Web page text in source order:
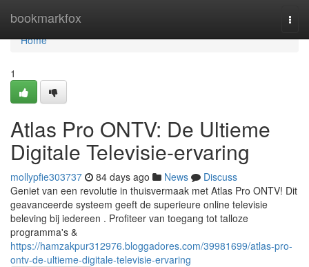
bookmarkfox
Home
Home
1
Atlas Pro ONTV: De Ultieme
Digitale Televisie-ervaring
mollypfie303737 84 days ago News
Discuss
Geniet van een revolutie in thuisvermaak met Atlas Pro ONTV! Dit
geavanceerde systeem geeft de superieure online televisie
beleving bij iedereen . Profiteer van toegang tot talloze
programma's &
https://hamzakpur312976.bloggadores.com/39981699/atlas-pro-
ontv-de-ultieme-digitale-televisie-ervaring